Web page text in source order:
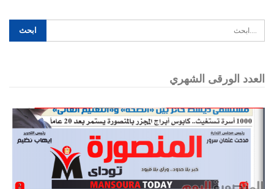
العدد الورقى الشهري